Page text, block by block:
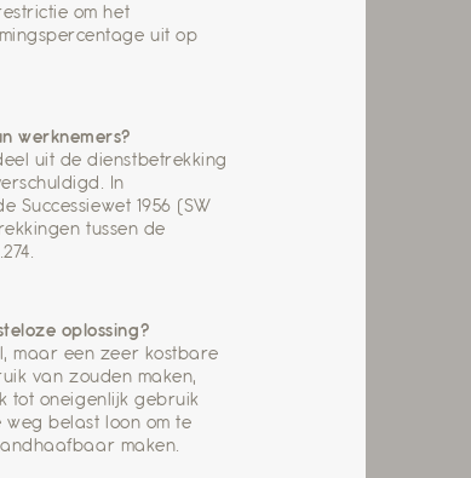
om het
uit op
werknemers?
uit de dienstbetrekking
In
1956 (SW
tussen de
oplossing?
maar een zeer kostbare
van zouden maken,
tot oneigenlijk gebruik
belast loon om te
maken.